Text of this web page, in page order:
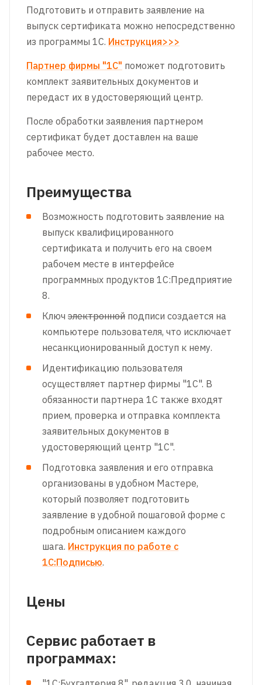
Подготовить и отправить заявление на
выпуск сертификата можно непосредственно
из программы 1С. Инструкция>>>
Партнер фирмы "1С" поможет подготовить
комплект заявительных документов и
передаст их в удостоверяющий центр.
После обработки заявления партнером
сертификат будет доставлен на ваше
рабочее место.
Преимущества
Возможность подготовить заявление на
выпуск квалифицированного
сертификата и получить его на своем
рабочем месте в интерфейсе
программных продуктов 1С:Предприятие
8.
Ключэлектроннойподписи создается на
компьютере пользователя, что исключает
несанкционированный доступ к нему.
Идентификацию пользователя
осуществляет партнер фирмы "1С". В
обязанности партнера 1С также входят
прием, проверка и отправка комплекта
заявительных документов в
удостоверяющий центр "1С".
Подготовка заявления и его отправка
организованы в удобном Мастере,
который позволяет подготовить
заявление в удобной пошаговой форме с
подробным описанием каждого
шага. Инструкция по работе с
1С:Подписью.
Цены
Сервис работает в
программах: